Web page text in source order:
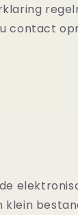
contact
klein